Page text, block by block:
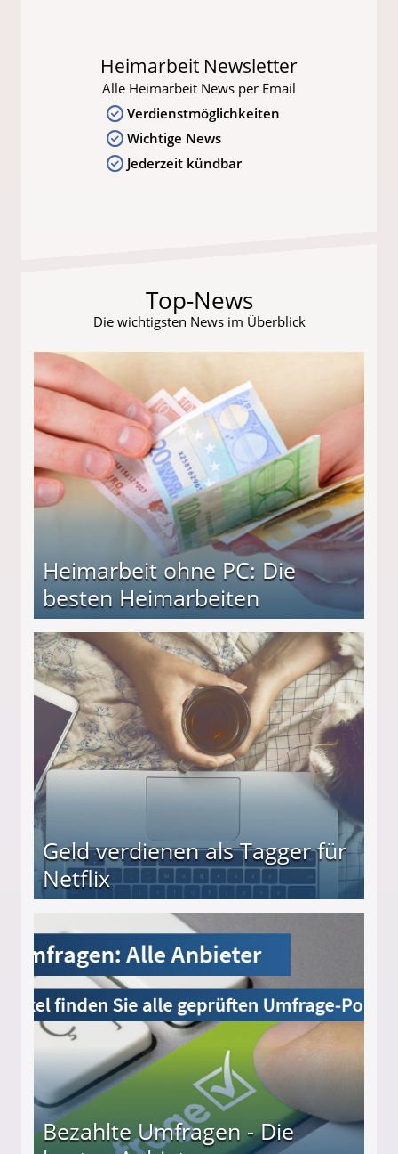
Heimarbeit Newsletter
Alle Heimarbeit News per Email
Verdienstmöglichkeiten
Wichtige News
Jederzeit kündbar
Top-News
Die wichtigsten News im Überblick
Heimarbeit ohne PC: Die
besten Heimarbeiten
Geld verdienen als Tagger für
Netflix
Bezahlte Umfragen - Die